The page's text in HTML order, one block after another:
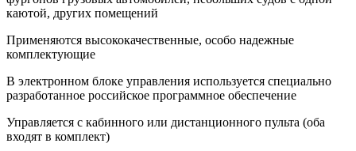
каютой, других помещений
Применяются высококачественные, особо надежные
комплектующие
В электронном блоке управления используется специально
разработанное российское программное обеспечение
Управляется с кабинного или дистанционного пульта (оба
входят в комплект)